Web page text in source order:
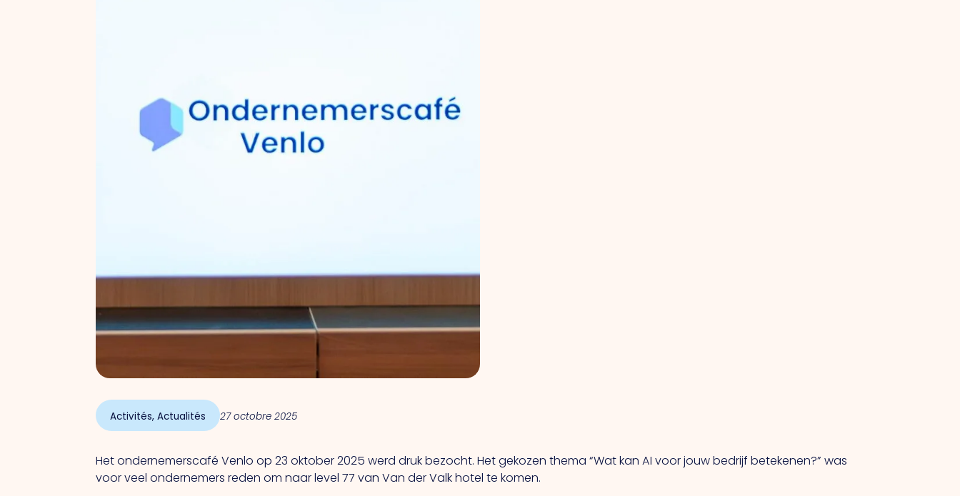
Activités,Actualités 27 octobre 2025
Het ondernemerscafé Venlo op 23 oktober 2025 werd druk bezocht. Het gekozen thema “Wat kan AI voor jouw bedrijf betekenen?” was
voor veel ondernemers reden om naar level 77 van Van der Valk hotel te komen.